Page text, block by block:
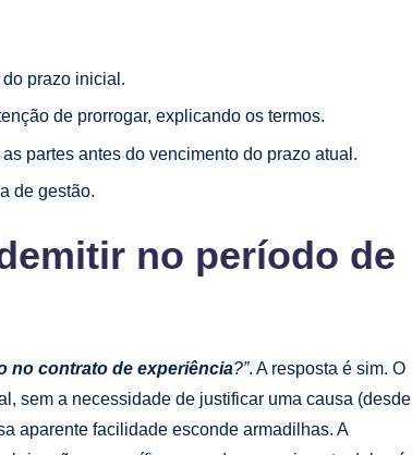
prazo inicial.
de prorrogar, explicando os termos.
partes antes do vencimento do prazo atual.
de gestão.
no período de
no contrato de experiência?”. A resposta é sim. O
sem a necessidade de justificar uma causa (desde
aparente facilidade esconde armadilhas. A